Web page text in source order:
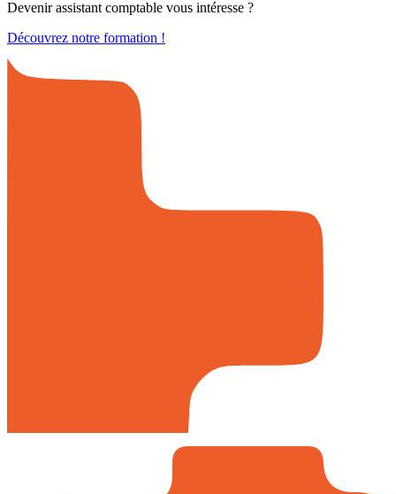
Devenir assistant comptable vous intéresse ?
Découvrez notre formation !